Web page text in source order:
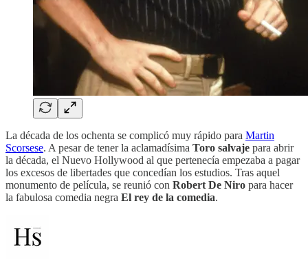
La década de los ochenta se complicó muy rápido para Martin
Scorsese. A pesar de tener la aclamadísima Toro salvaje para abrir
la década, el Nuevo Hollywood al que pertenecía empezaba a pagar
los excesos de libertades que concedían los estudios. Tras aquel
monumento de película, se reunió con Robert De Niro para hacer
la fabulosa comedia negra El rey de la comedia.